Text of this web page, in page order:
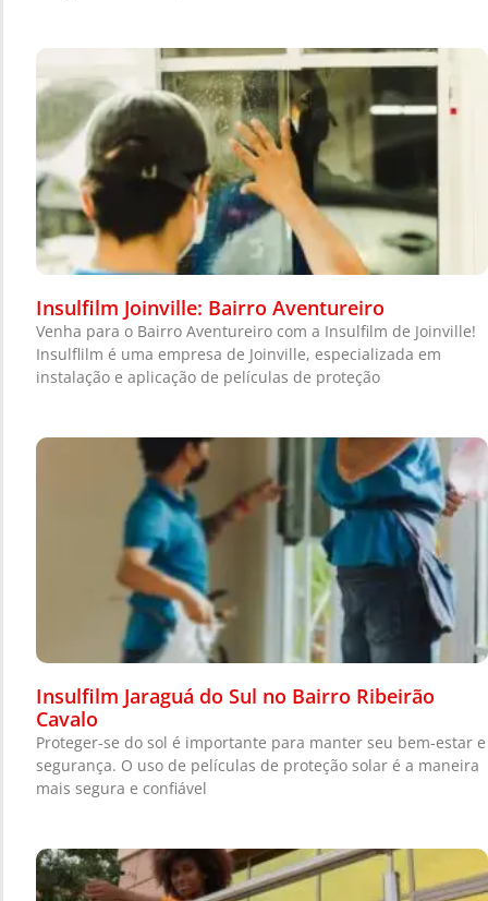
Insulfilm Joinville: Bairro Aventureiro
Venha para o Bairro Aventureiro com a Insulfilm de Joinville!
Insulflilm é uma empresa de Joinville, especializada em
instalação e aplicação de películas de proteção
Insulfilm Jaraguá do Sul no Bairro Ribeirão
Cavalo
Proteger-se do sol é importante para manter seu bem-estar e
segurança. O uso de películas de proteção solar é a maneira
mais segura e confiável